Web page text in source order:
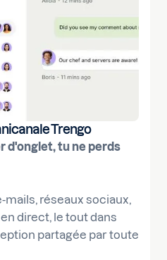
Trengo
d'onglet, tu ne perds
mails, réseaux sociaux,
direct, le tout dans
partagée par toute